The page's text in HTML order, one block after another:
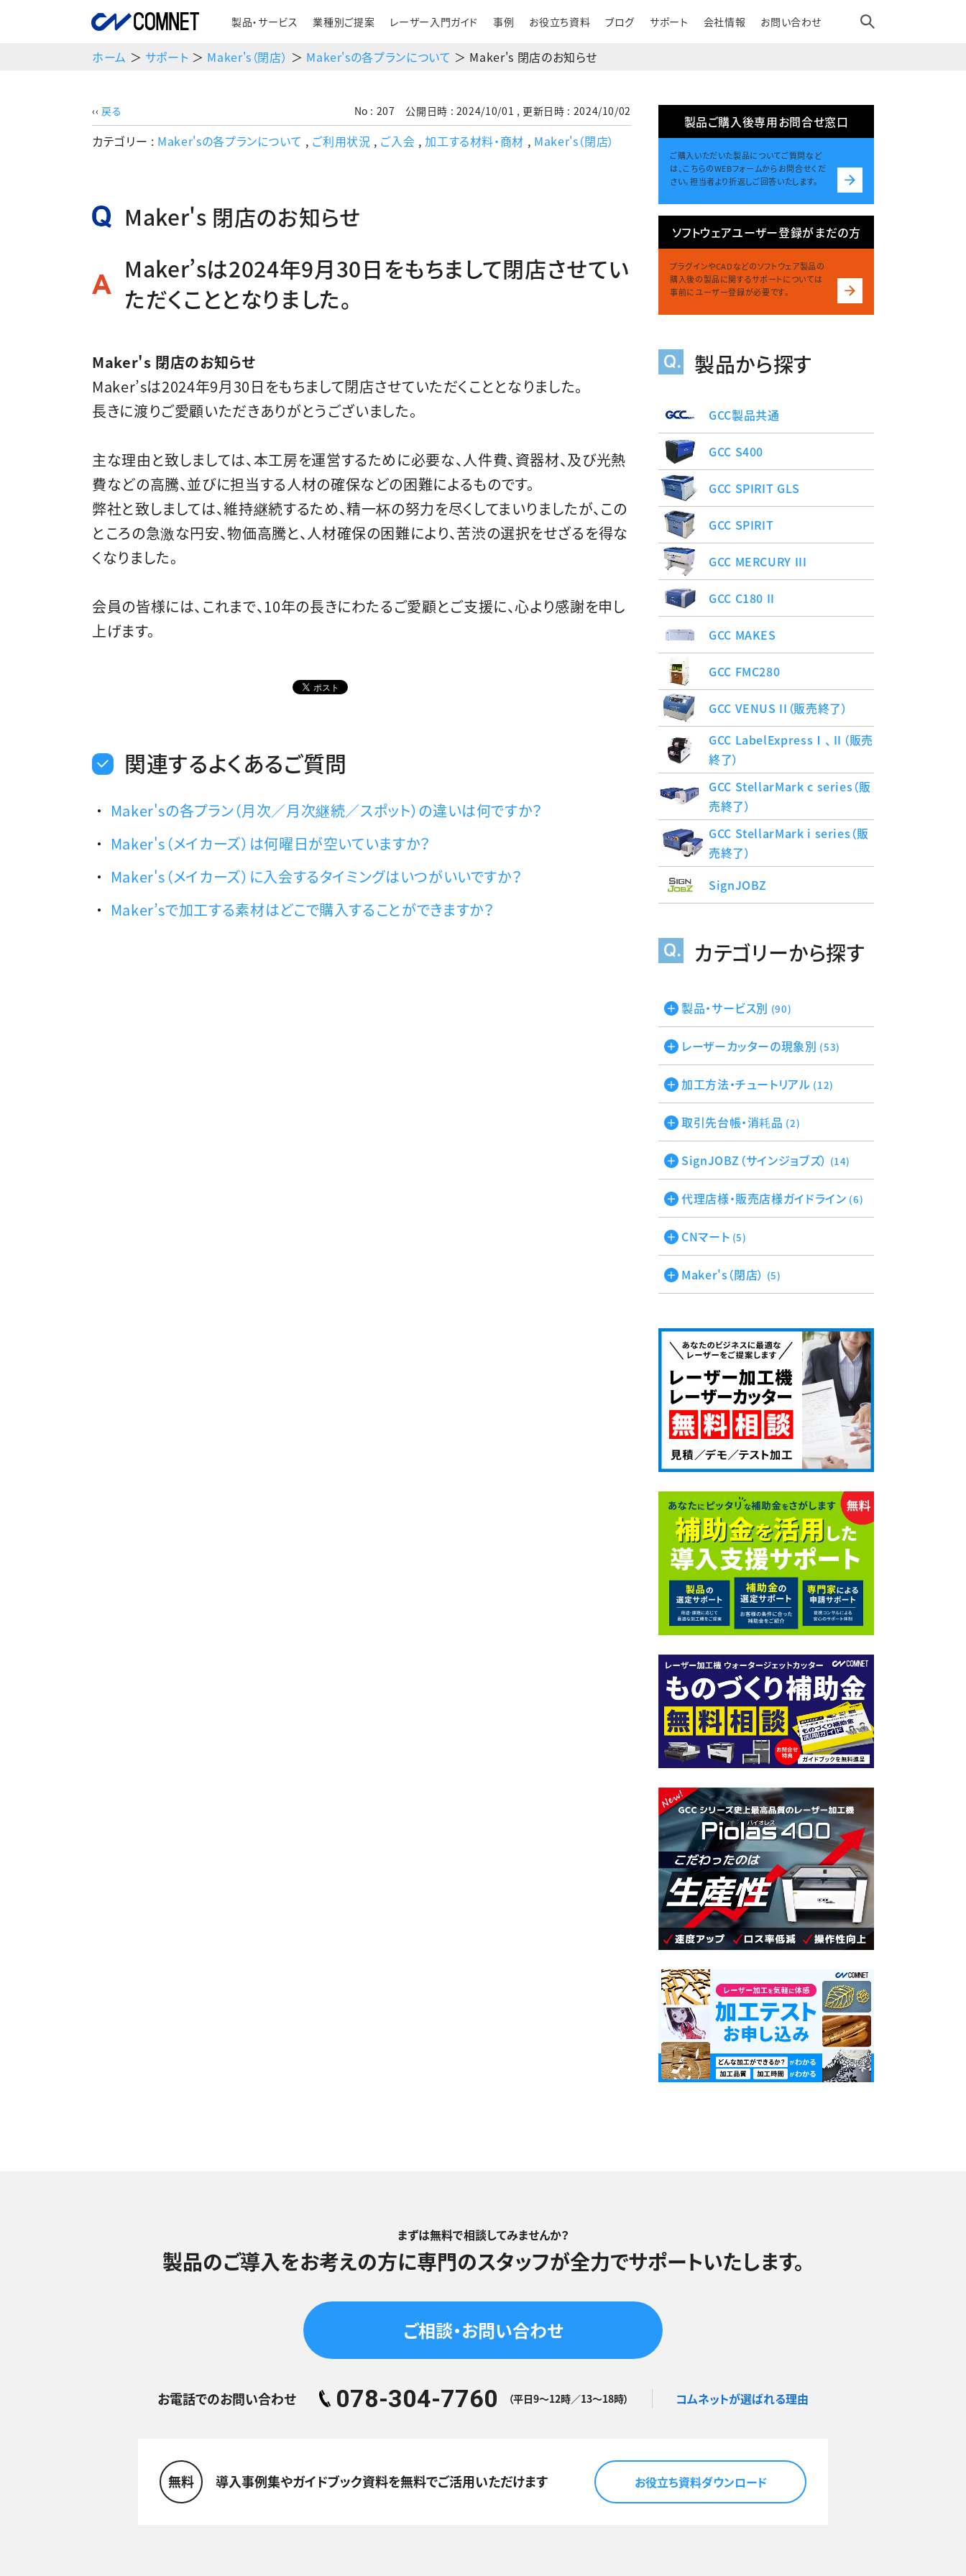
製品・サービス 業種別ご提案 レーザー入門ガイド 事例 お役立ち資料 ブログ サポート 会社情報 お問い合わせ
ホーム ＞ サポート ＞ Maker's（閉店） ＞ Maker'sの各プランについて ＞ Maker's 閉店のお知らせ
‹‹ 戻る No : 207 公開日時 : 2024/10/01 , 更新日時 : 2024/10/02
カテゴリー : Maker'sの各プランについて , ご利用状況 , ご入会 , 加工する材料・商材 , Maker's（閉店）
Maker's 閉店のお知らせ
Maker’sは2024年9月30日をもちまして閉店させてい
ただくこととなりました。
Maker's 閉店のお知らせ
Maker’sは2024年9月30日をもちまして閉店させていただくこととなりました。
長きに渡りご愛顧いただきありがとうございました。
主な理由と致しましては、本工房を運営するために必要な、人件費、資器材、及び光熱
費などの高騰、並びに担当する人材の確保などの困難によるものです。
弊社と致しましては、維持継続するため、精一杯の努力を尽くしてまいりましたが、この
ところの急激な円安、物価高騰と、人材確保の困難により、苦渋の選択をせざるを得な
くなりました。
会員の皆様には、これまで、10年の長きにわたるご愛顧とご支援に、心より感謝を申し
上げます。
関連するよくあるご質問
Maker'sの各プラン（月次／月次継続／スポット）の違いは何ですか？
Maker's（メイカーズ）は何曜日が空いていますか？
Maker's（メイカーズ）に入会するタイミングはいつがいいですか？
Maker’sで加工する素材はどこで購入することができますか？
製品ご購入後専用お問合せ窓口
ご購入いただいた製品についてご質問など
は、こちらのWEBフォームからお問合せくだ
さい。担当者より折返しご回答いたします。
ソフトウェアユーザー登録がまだの方
プラグインやCADなどのソフトウェア製品の
購入後の製品に関するサポートについては
事前にユーザー登録が必要です。
製品から探す
GCC製品共通
GCC S400
GCC SPIRIT GLS
GCC SPIRIT
GCC MERCURY III
GCC C180 II
GCC MAKES
GCC FMC280
GCC VENUS II（販売終了）
GCC LabelExpressⅠ、Ⅱ（販売
終了）
GCC StellarMark c series（販
売終了）
GCC StellarMark i series（販
売終了）
SignJOBZ
カテゴリーから探す
製品・サービス別 (90)
レーザーカッターの現象別 (53)
加工方法・チュートリアル (12)
取引先台帳・消耗品 (2)
SignJOBZ（サインジョブズ） (14)
代理店様・販売店様ガイドライン (6)
CNマート (5)
Maker's（閉店） (5)
まずは無料で相談してみませんか？
製品のご導入をお考えの方に専門のスタッフが全力でサポートいたします。
ご相談・お問い合わせ
お電話でのお問い合わせ 078-304-7760 （平日9～12時／13～18時） コムネットが選ばれる理由
無料 導入事例集やガイドブック資料を無料でご活用いただけます お役立ち資料ダウンロード